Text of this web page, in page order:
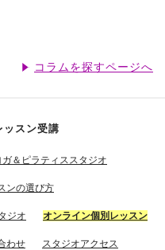
コラムを探すページへ
ッスン受講
＆ピラティススタジオ
ンの選び方
ジオ オンライン個別レッスン
わせ スタジオアクセス